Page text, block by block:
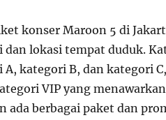
konser Maroon 5 di
dan lokasi tempat duduk.
A, kategori B, dan kategori
VIP yang
ada berbagai paket dan